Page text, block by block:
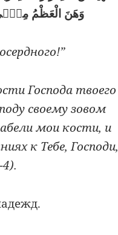
وَهَنَ الْعَظْمُ مِنّٖى
Господа твоего
своему зовом
мои кости, и
к Тебе, Господи,